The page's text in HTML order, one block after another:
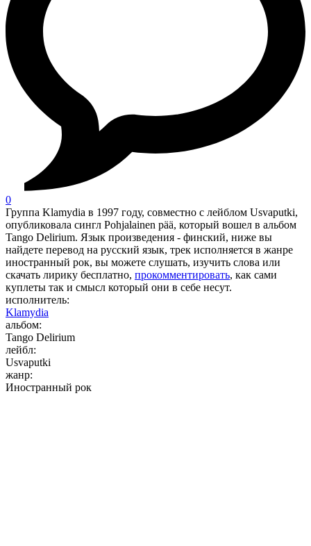
0
Группа Klamydia в 1997 году, совместно с лейблом Usvaputki,
опубликовала сингл Pohjalainen pää, который вошел в альбом
Tango Delirium. Язык произведения - финский, ниже вы
найдете перевод на русский язык, трек исполняется в жанре
иностранный рок, вы можете слушать, изучить слова или
скачать лирику бесплатно, прокомментировать, как сами
куплеты так и смысл который они в себе несут.
исполнитель:
Klamydia
альбом:
Tango Delirium
лейбл:
Usvaputki
жанр:
Иностранный рок